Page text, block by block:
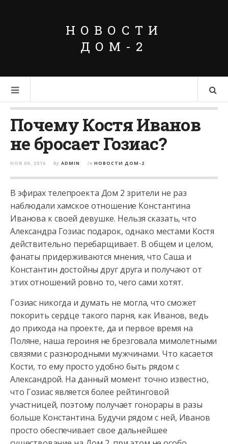
НОВОСТИ
ДОМ-2
Почему Костя Иванов
не бросает Гозиас?
НОЯ 09, 2016 by ADMIN in НОВОСТИ ДОМ-2
В эфирах телепроекта Дом 2 зрители не раз
наблюдали хамское отношение Константина
Иванова к своей девушке. Нельзя сказать, что
Александра Гозиас подарок, однако местами Костя
действительно перебарщивает. В общем и целом,
фанаты придерживаются мнения, что Саша и
Константин достойны друг друга и получают от
этих отношений ровно то, чего сами хотят.
Гозиас никогда и думать не могла, что сможет
покорить сердце такого парня, как Иванов, ведь
до прихода на проекте, да и первое время на
Поляне, наша героиня не брезговала мимолетными
связями с разнородными мужчинами. Что касается
Кости, то ему просто удобно быть рядом с
Александрой. На данный момент точно известно,
что Гозиас является более рейтинговой
участницей, поэтому получает гонорары в разы
больше Константина. Будучи рядом с ней, Иванов
просто обеспечивает свое дальнейшее